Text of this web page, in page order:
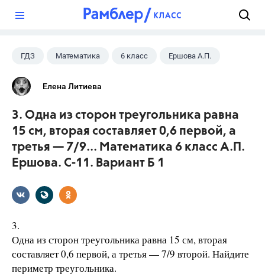
ГДЗ Математика 6 класс Ершова А.П.
Елена Литиева
3. Одна из сторон треугольника равна
15 см, вторая составляет 0,6 первой, а
третья — 7/9... Математика 6 класс А.П.
Ершова. С-11. Вариант Б 1
3.
Одна из сторон треугольника равна 15 см, вторая
составляет 0,6 первой, а третья — 7/9 второй. Найдите
периметр треугольника.